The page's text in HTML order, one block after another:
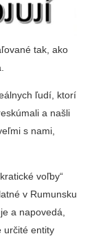
tak, ako
ľudí, ktorí
a našli
s nami,
voľby“
v Rumunsku
a napovedá,
určité entity